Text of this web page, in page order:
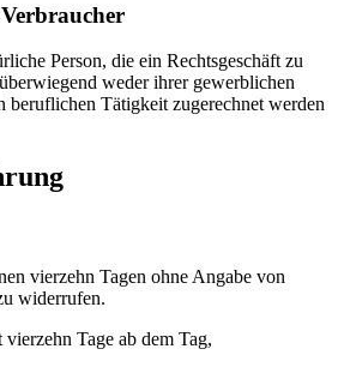
Person, die ein Rechtsgeschäft zu
weder ihrer gewerblichen
beruflichen Tätigkeit zugerechnet werden
vierzehn Tagen ohne Angabe von
widerrufen.
Tage ab dem Tag,